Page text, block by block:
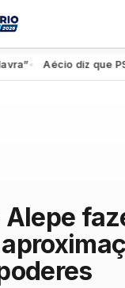
● Aécio diz que PSDB
Alepe